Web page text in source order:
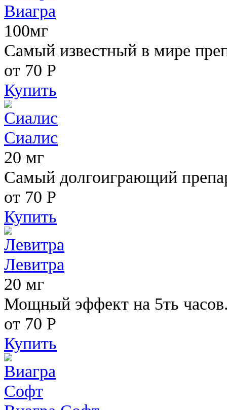
Виагра
100мг
Самый известный в мире
от 70 Р
Купить
Сиалис
20 мг
Самый долгоиграющий
от 70 Р
Купить
Левитра
20 мг
Мощный эффект на 5ть
от 70 Р
Купить